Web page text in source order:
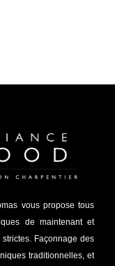
vous propose tous
de maintenant et
Façonnage des
traditionnelles, et